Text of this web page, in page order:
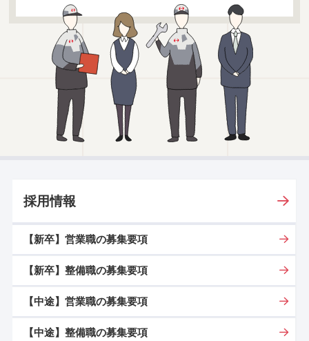
採用情報
【新卒】営業職の募集要項
【新卒】整備職の募集要項
【中途】営業職の募集要項
【中途】整備職の募集要項